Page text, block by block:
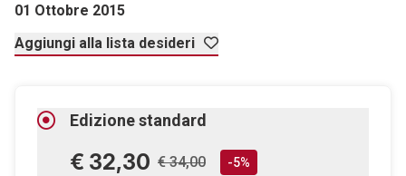
01 Ottobre 2015
Aggiungi alla lista desideri
Edizione standard
€ 32,30 € 34,00 -5%